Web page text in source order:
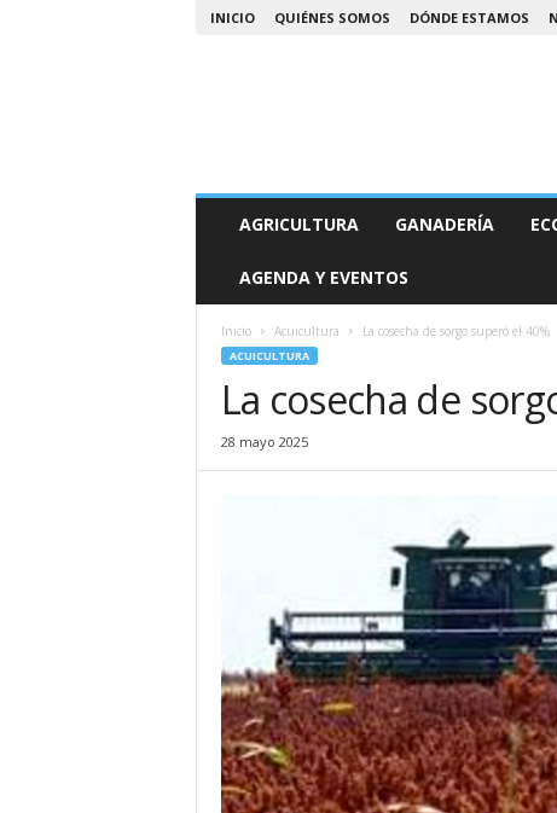
INICIO QUIÉNES SOMOS DÓNDE ESTAMOS
N
AGRICULTURA GANADERÍA
AGENDA Y EVENTOS
Inicio Acuicultura La cosecha de sorgo superó el 40%
ACUICULTURA
La cosecha de
28 mayo 2025